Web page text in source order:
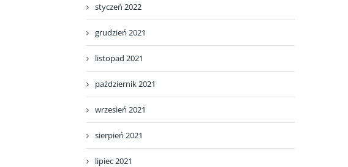
styczeń 2022
grudzień 2021
listopad 2021
październik 2021
wrzesień 2021
sierpień 2021
lipiec 2021